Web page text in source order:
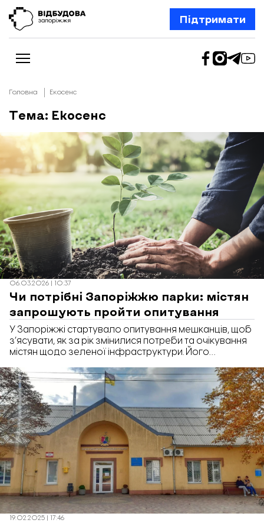
Підтримати
Новини
Відбудова Запоріжжя
Ексклюзив
Бізнес
Шлях додому
Відбудова. Життя
Колонки
Про нас
Редакційна політика
Головна Екосенс
Тема: Екосенс
06.03.2026 | 10:37
Чи потрібні Запоріжжю парки: містян
запрошують пройти опитування
У Запоріжжі стартувало опитування мешканців, щоб
з’ясувати, як за рік змінилися потреби та очікування
містян щодо зеленої інфраструктури. Його
це «Відбудові. Запоріжжя» повідомили організатори.
19.02.2025 | 17:46